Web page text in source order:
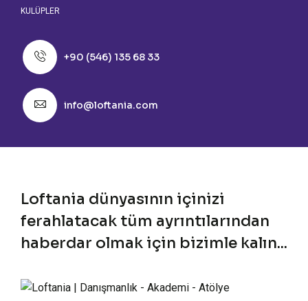
KULÜPLER
+90 (546) 135 68 33
info@loftania.com
Loftania dünyasının içinizi
ferahlatacak tüm ayrıntılarından
haberdar olmak için bizimle kalın...